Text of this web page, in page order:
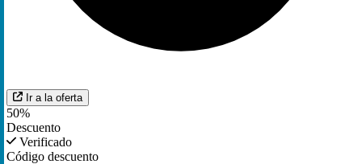
Ir a la oferta
50%
Descuento
Verificado
Código descuento